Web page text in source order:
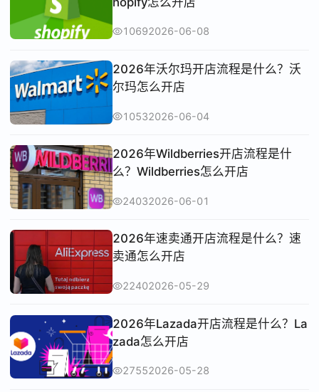
10692026-06-08
2026年沃尔玛开店流程是什么？沃
尔玛怎么开店
10532026-06-04
2026年Wildberries开店流程是什
么？Wildberries怎么开店
24032026-06-01
2026年速卖通开店流程是什么？速
卖通怎么开店
22402026-05-29
2026年Lazada开店流程是什么？La
zada怎么开店
27552026-05-28